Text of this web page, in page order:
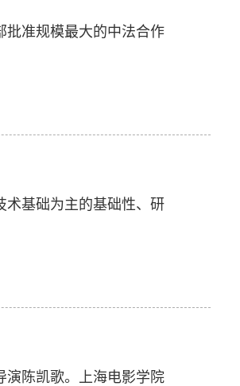
批准规模最大的中法合作
术基础为主的基础性、研
演陈凯歌。上海电影学院